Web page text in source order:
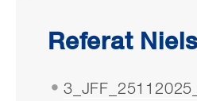
Referat